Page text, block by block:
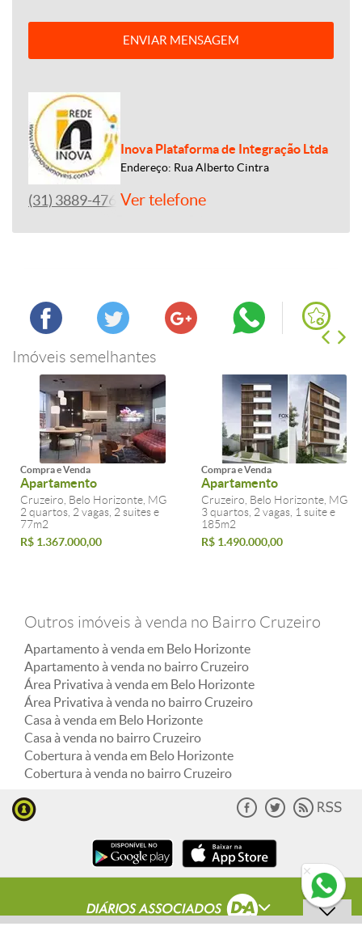
ENVIAR MENSAGEM
Inova Plataforma de Integração Ltda
Endereço: Rua Alberto Cintra
(31) 3889-4765Ver telefone
Imóveis semelhantes
Compra e Venda
Apartamento
Cruzeiro, Belo Horizonte, MG
2 quartos, 2 vagas, 2 suites e
77m2
R$ 1.367.000,00
Compra e Venda
Apartamento
Cruzeiro, Belo Horizonte, MG
3 quartos, 2 vagas, 1 suite e
185m2
R$ 1.490.000,00
Outros imóveis à venda no Bairro Cruzeiro
Apartamento à venda em Belo Horizonte
Apartamento à venda no bairro Cruzeiro
Área Privativa à venda em Belo Horizonte
Área Privativa à venda no bairro Cruzeiro
Casa à venda em Belo Horizonte
Casa à venda no bairro Cruzeiro
Cobertura à venda em Belo Horizonte
Cobertura à venda no bairro Cruzeiro